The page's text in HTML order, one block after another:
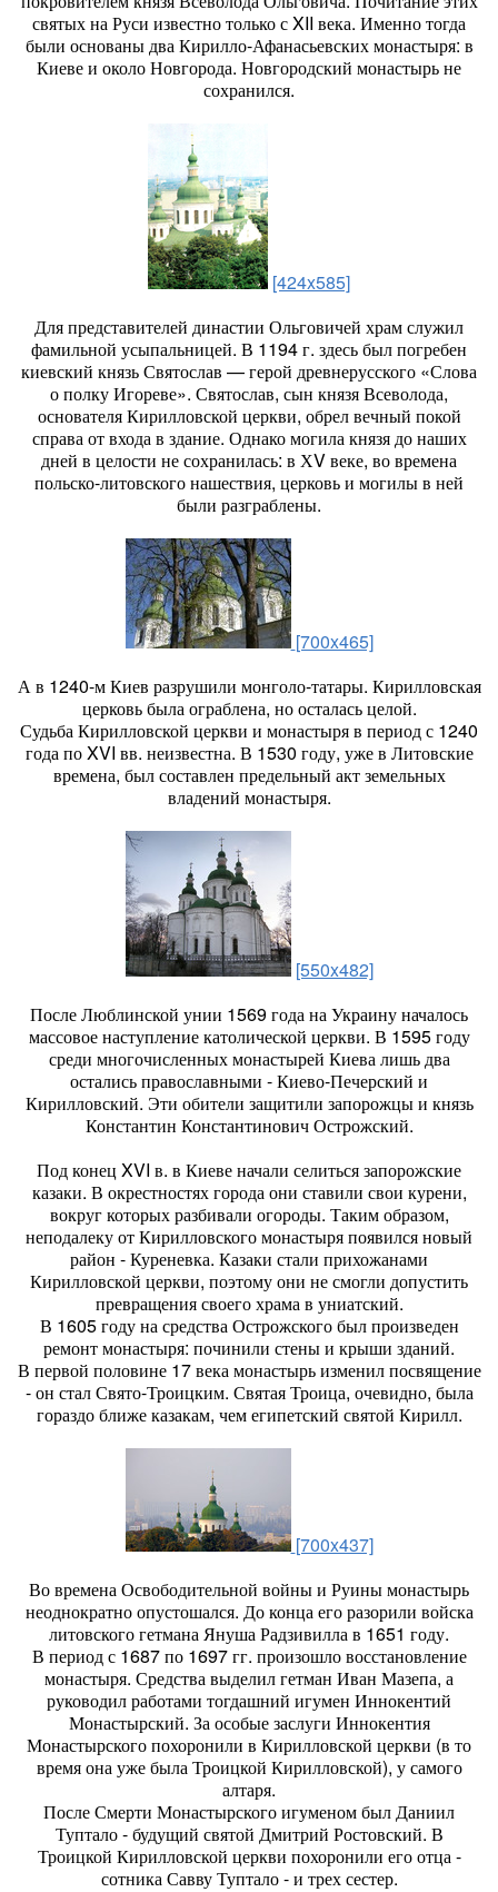
святых на Руси известно только с XII века. Именно тогда
были основаны два Кирилло-Афанасьевских монастыря: в
Киеве и около Новгорода. Новгородский монастырь не
сохранился.
[424x585]
Для представителей династии Ольговичей храм служил
фамильной усыпальницей. В 1194 г. здесь был погребен
киевский князь Святослав — герой древнерусского «Слова
о полку Игореве». Святослав, сын князя Всеволода,
основателя Кирилловской церкви, обрел вечный покой
справа от входа в здание. Однако могила князя до наших
дней в целости не сохранилась: в ХV веке, во времена
польско-литовского нашествия, церковь и могилы в ней
были разграблены.
[700x465]
А в 1240-м Киев разрушили монголо-татары. Кирилловская
церковь была ограблена, но осталась целой.
Судьба Кирилловской церкви и монастыря в период с 1240
года по XVI вв. неизвестна. В 1530 году, уже в Литовские
времена, был составлен предельный акт земельных
владений монастыря.
[550x482]
После Люблинской унии 1569 года на Украину началось
массовое наступление католической церкви. В 1595 году
среди многочисленных монастырей Киева лишь два
остались православными - Киево-Печерский и
Кирилловский. Эти обители защитили запорожцы и князь
Константин Константинович Острожский.
Под конец XVI в. в Киеве начали селиться запорожские
казаки. В окрестностях города они ставили свои курени,
вокруг которых разбивали огороды. Таким образом,
неподалеку от Кирилловского монастыря появился новый
район - Куреневка. Казаки стали прихожанами
Кирилловской церкви, поэтому они не смогли допустить
превращения своего храма в униатский.
В 1605 году на средства Острожского был произведен
ремонт монастыря: починили стены и крыши зданий.
В первой половине 17 века монастырь изменил посвящение
- он стал Свято-Троицким. Святая Троица, очевидно, была
гораздо ближе казакам, чем египетский святой Кирилл.
[700x437]
Во времена Освободительной войны и Руины монастырь
неоднократно опустошался. До конца его разорили войска
литовского гетмана Януша Радзивилла в 1651 году.
В период с 1687 по 1697 гг. произошло восстановление
монастыря. Средства выделил гетман Иван Мазепа, а
руководил работами тогдашний игумен Иннокентий
Монастырский. За особые заслуги Иннокентия
Монастырского похоронили в Кирилловской церкви (в то
время она уже была Троицкой Кирилловской), у самого
алтаря.
После Смерти Монастырского игуменом был Даниил
Туптало - будущий святой Дмитрий Ростовский. В
Троицкой Кирилловской церкви похоронили его отца -
сотника Савву Туптало - и трех сестер.